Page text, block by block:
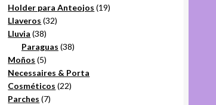
productos
Holder para Anteojos 1919
Llaveros 3232
Lluvia 3838
productos
Paraguas 3838
Moños 55
productos
Necessaires & Porta
Cosméticos 2222
Parches 77